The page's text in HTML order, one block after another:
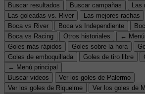
Buscar resultados
Buscar campañas
Las
Las goleadas vs. River
Las mejores rachas
Boca vs River
Boca vs Independiente
Boca vs Racing
Otros historiales
← Menú
Goles más rápidos
Goles sobre la hora
Goles de emboquillada
Goles de tiro libre
← Menú principal
Buscar videos
Ver los goles de Palermo
Ver los goles de Riquelme
Ver los goles de